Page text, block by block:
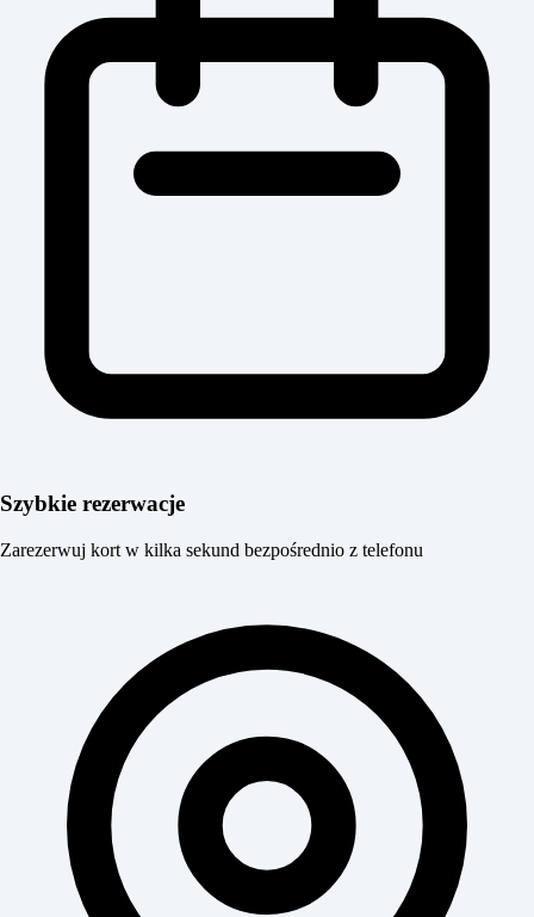
Szybkie rezerwacje
Zarezerwuj kort w kilka sekund bezpośrednio z telefonu